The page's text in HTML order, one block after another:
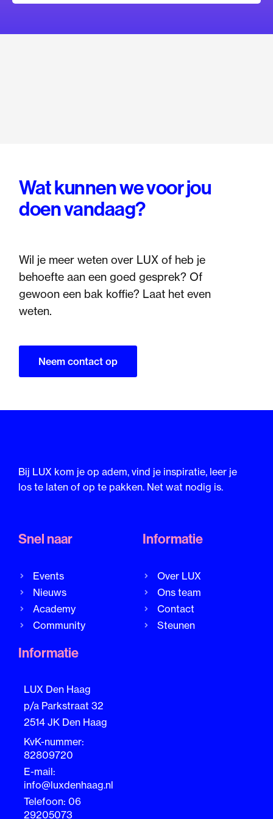
Wat kunnen we voor jou
doen vandaag?
Wil je meer weten over LUX of heb je
behoefte aan een goed gesprek? Of
gewoon een bak koffie? Laat het even
weten.
Neem contact op
Bij LUX kom je op adem, vind je inspiratie, leer je
los te laten of op te pakken. Net wat nodig is.
Snel naar
Events
Nieuws
Academy
Community
Informatie
Over LUX
Ons team
Contact
Steunen
Informatie
LUX Den Haag
p/a Parkstraat 32
2514 JK Den Haag
KvK-nummer:
82809720
E-mail:
info@luxdenhaag.nl
Telefoon: 06
29205073